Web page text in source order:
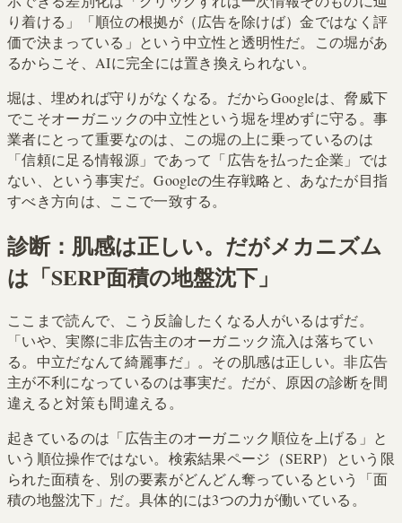
り着ける」「順位の根拠が（広告を除けば）金ではなく評
価で決まっている」という中立性と透明性だ。この堀があ
るからこそ、AIに完全には置き換えられない。
堀は、埋めれば守りがなくなる。だからGoogleは、脅威下
でこそオーガニックの中立性という堀を埋めずに守る。事
業者にとって重要なのは、この堀の上に乗っているのは
「信頼に足る情報源」であって「広告を払った企業」では
ない、という事実だ。Googleの生存戦略と、あなたが目指
すべき方向は、ここで一致する。
診断：肌感は正しい。だがメカニズム
は「SERP面積の地盤沈下」
ここまで読んで、こう反論したくなる人がいるはずだ。
「いや、実際に非広告主のオーガニック流入は落ちてい
る。中立だなんて綺麗事だ」。その肌感は正しい。非広告
主が不利になっているのは事実だ。だが、原因の診断を間
違えると対策も間違える。
起きているのは「広告主のオーガニック順位を上げる」と
いう順位操作ではない。検索結果ページ（SERP）という限
られた面積を、別の要素がどんどん奪っているという「面
積の地盤沈下」だ。具体的には3つの力が働いている。